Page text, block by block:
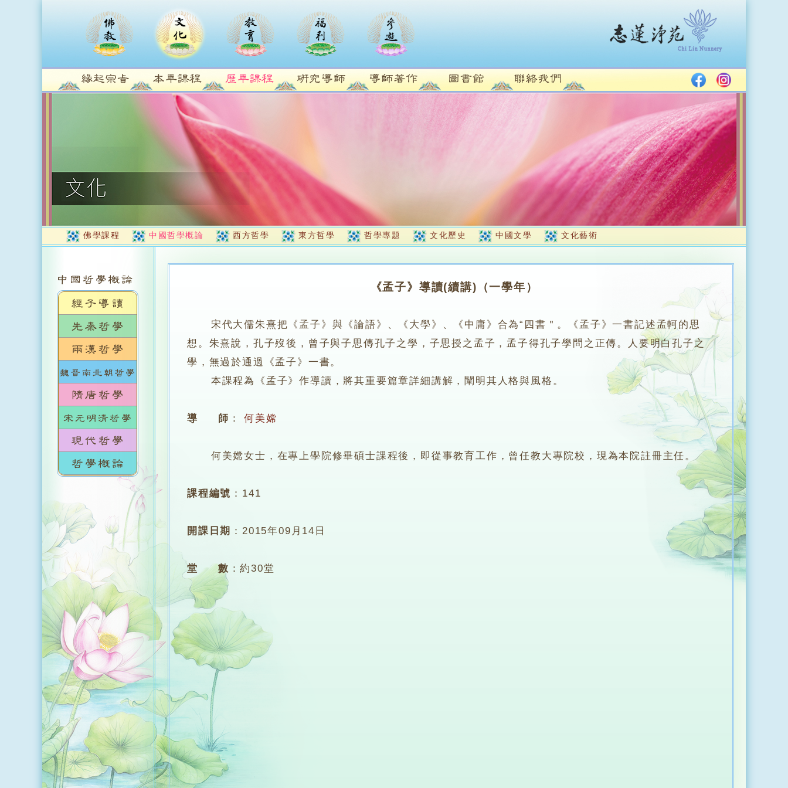
佛學課程 中國哲學概論 西方哲學 東方哲學 哲學專題 文化歷史 中國文學 文化藝術
《孟子》導讀(續講)（一學年）
宋代大儒朱熹把《孟子》與《論語》、《大學》、《中庸》合為“四書＂。《孟子》一書記述孟軻的思
想。朱熹說，孔子歿後，曾子與子思傳孔子之學，子思授之孟子，孟子得孔子學問之正傳。人要明白孔子之
學，無過於通過《孟子》一書。
本課程為《孟子》作導讀，將其重要篇章詳細講解，闡明其人格與風格。
導 師 ： 何美嫦
何美嫦女士，在專上學院修畢碩士課程後，即從事教育工作，曾任教大專院校，現為本院註冊主任。
課程編號 ： 141
開課日期 ：2015年09月14日
堂 數 ：約30堂